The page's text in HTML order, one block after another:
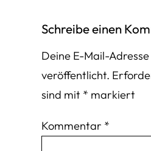
Schreibe einen
Deine E-Mail-
veröffentlicht.
sind mit * markiert
Kommentar *